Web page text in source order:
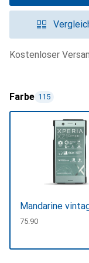
kostenloser
Farbe 115
Mandarine
CHF
75.90